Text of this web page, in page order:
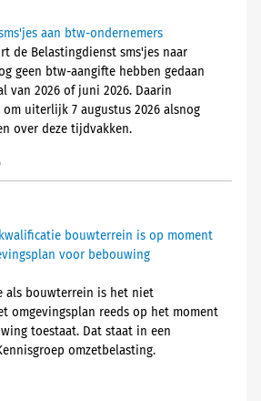
aan btw-ondernemers
de Belastingdienst sms'jes naar
geen btw-aangifte hebben gedaan
van 2026 of juni 2026. Daarin
uiterlijk 7 augustus 2026 alsnog
over deze tijdvakken.
bouwterrein is op moment
voor bebouwing
als bouwterrein is het niet
omgevingsplan reeds op het moment
toestaat. Dat staat in een
omzetbelasting.